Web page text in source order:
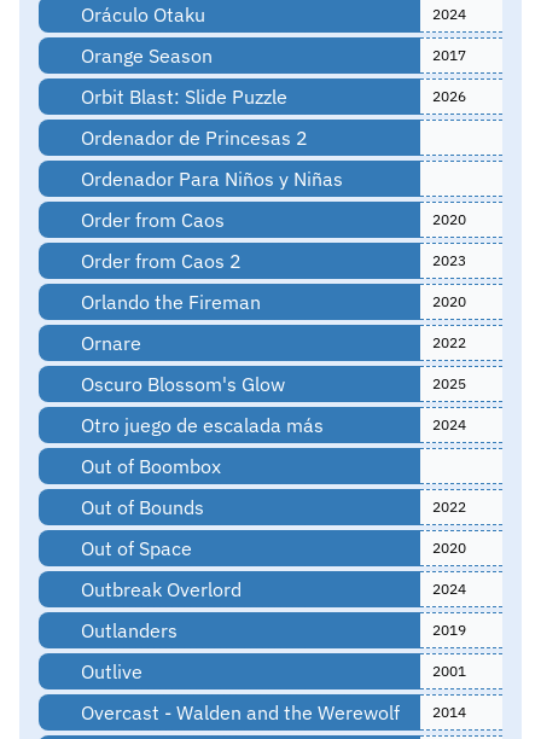
Oráculo Otaku 2024
Orange Season 2017
Orbit Blast: Slide Puzzle 2026
Ordenador de Princesas 2
Ordenador Para Niños y Niñas
Order from Caos
2020
Order from Caos 2 2023
Orlando the Fireman 2020
Ornare 2022
Oscuro Blossom's Glow 2025
Otro juego de escalada más 2024
Out of Boombox
Out of Bounds
2022
Out of Space 2020
Outbreak Overlord 2024
Outlanders 2019
Outlive 2001
Overcast - Walden and the Werewolf 2014